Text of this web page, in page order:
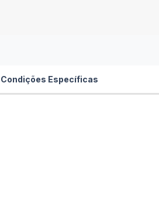
Condições Específicas